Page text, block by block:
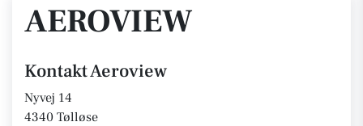
AEROVIEW
Kontakt Aeroview
Nyvej 14
4340 Tølløse